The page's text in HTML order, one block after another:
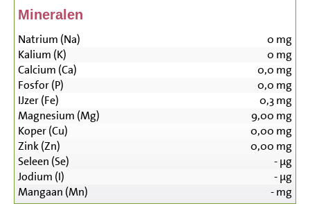
Mineralen
Natrium (Na) 0 mg
Kalium (K)
0 mg
Calcium (Ca)
0,0 mg
Fosfor (P)
0,0 mg
IJzer (Fe)
0,3mg
Magnesium (Mg)
9,00 mg
Koper (Cu)
0,00 mg
Zink (Zn)
0,00 mg
Seleen (Se)
-µg
Jodium (I)
-µg
Mangaan (Mn)
-mg